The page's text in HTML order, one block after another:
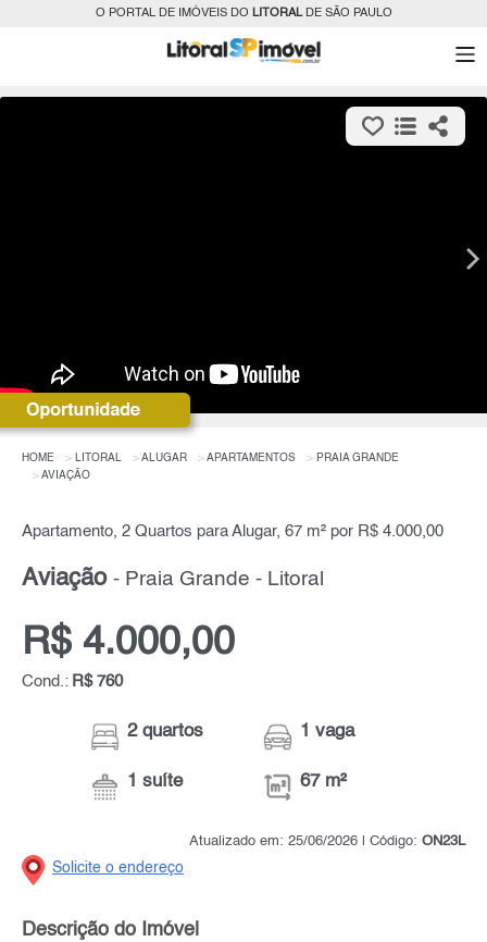
O PORTAL DE IMÓVEIS DO LITORALDE SÃO PAULO
HOME LITORAL ALUGAR APARTAMENTOS
PRAIA GRANDE
AVIAÇÃO
Apartamento, 2 Quartos para Alugar, 67 m² por R$ 4.000,00
Aviação - Praia Grande - Litoral
R$ 4.000,00
Cond.: R$ 760
2 quartos
1 suíte
1 vaga
67 m²
Atualizado em: 25/06/2026 | Código: ON23L
Solicite o endereço
Descrição do Imóvel